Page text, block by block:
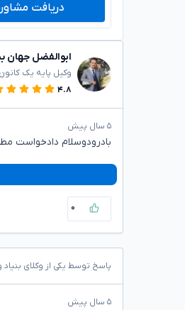
دریافت
ابوالفضل
وکیل پایه یک
۴.۸
۵ سال پیش
بادرودوسلام دادخواست
۰
پاسخ توسط یکی از وکلای بنیاد
۵ سال پیش